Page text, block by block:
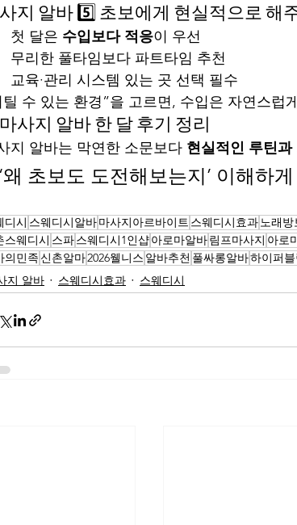
지 알바 5️⃣ 초보에게 현실적으로 해
첫 달은 수입보다 적응이 우선
무리한 풀타임보다 파트타임 추천
교육·관리 시스템 있는 곳 선택 필수
틸 수 있는 환경”을 고르면, 수입은 자연스럽
사지 알바 한 달 후기 정리
지 알바는 막연한 소문보다 현실적인 루틴과
‘왜 초보도 도전해보는지’ 이해하
디시 스웨디시알바마사지아르바이트 스웨디시효과노래방
스웨디시 스파스웨디시1인샵아로마알바림프마사지 아로
의민족 신촌알마2026웰니스 알바추천 풀싸롱알바하이퍼블
지 알바
스웨디시효과 스웨디시